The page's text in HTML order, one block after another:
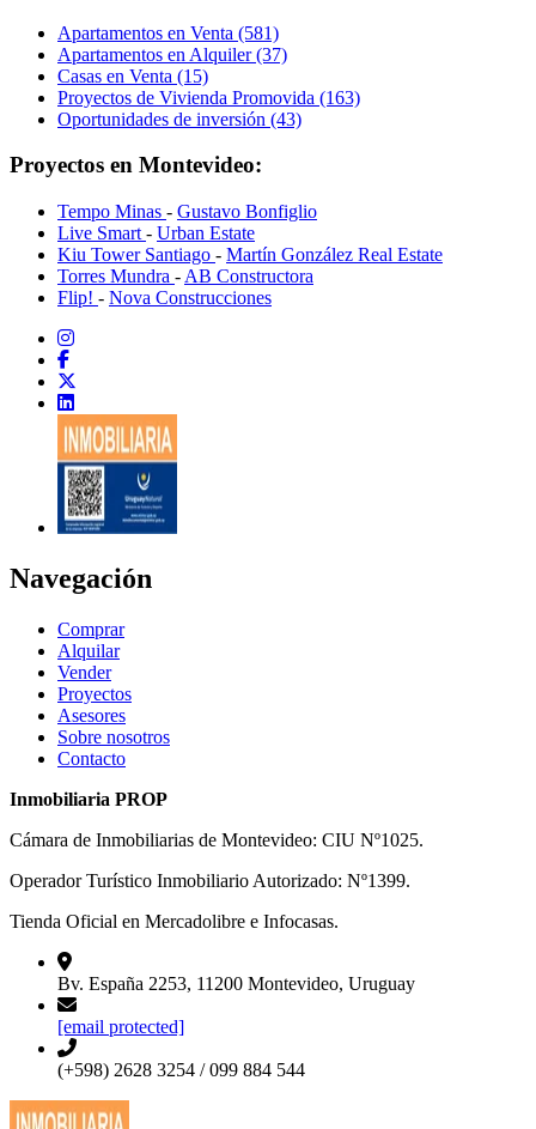
Apartamentos en Venta (581)
Apartamentos en Alquiler (37)
Casas en Venta (15)
Proyectos de Vivienda Promovida (163)
Oportunidades de inversión (43)
Proyectos en Montevideo:
Tempo Minas - Gustavo Bonfiglio
Live Smart - Urban Estate
Kiu Tower Santiago - Martín González Real Estate
Torres Mundra - AB Constructora
Flip! - Nova Construcciones
Navegación
Comprar
Alquilar
Vender
Proyectos
Asesores
Sobre nosotros
Contacto
Inmobiliaria PROP
Cámara de Inmobiliarias de Montevideo: CIU Nº1025.
Operador Turístico Inmobiliario Autorizado: Nº1399.
Tienda Oficial en Mercadolibre e Infocasas.
Bv. España 2253, 11200 Montevideo, Uruguay
[email protected]
(+598) 2628 3254 / 099 884 544